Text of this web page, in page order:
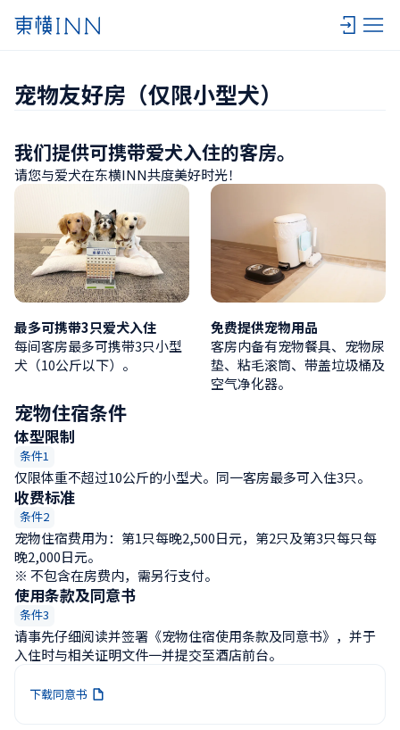
宠物友好房（仅限小型犬）
我们提供可携带爱犬入住的客房。
请您与爱犬在东横INN共度美好时光！
最多可携带3只爱犬入住
每间客房最多可携带3只小型
犬（10公斤以下）。
免费提供宠物用品
客房内备有宠物餐具、宠物尿
垫、粘毛滚筒、带盖垃圾桶及
空气净化器。
宠物住宿条件
体型限制
条件1
仅限体重不超过10公斤的小型犬。同一客房最多可入住3只。
收费标准
条件2
宠物住宿费用为：第1只每晚2,500日元，第2只及第3只每只每
晚2,000日元。
※ 不包含在房费内，需另行支付。
使用条款及同意书
条件3
请事先仔细阅读并签署《宠物住宿使用条款及同意书》，并于
入住时与相关证明文件一并提交至酒店前台。
下载同意书